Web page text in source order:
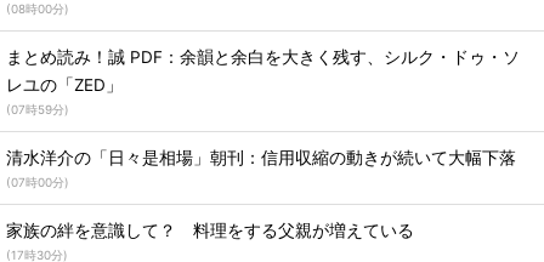
(08時00分)
まとめ読み！誠 PDF：余韻と余白を大きく残す、シルク・ドゥ・ソ
レユの「ZED」
(07時59分)
清水洋介の「日々是相場」朝刊：信用収縮の動きが続いて大幅下落
(07時00分)
家族の絆を意識して？ 料理をする父親が増えている
(17時30分)